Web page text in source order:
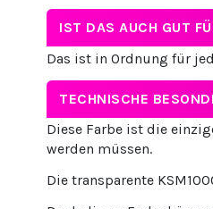
IST DAS AUCH GUT
Das ist in Ordnung für
TECHNISCHE
Diese Farbe ist die
werden müssen.
Die transparente